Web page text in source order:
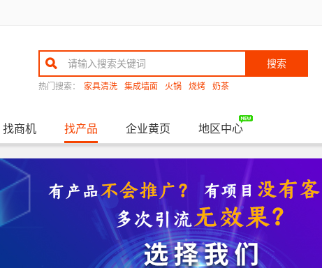
搜索
热门搜索： 家具清洗 集成墙面 火锅 烧烤 奶茶
找商机 找产品 企业黄页 地区中心